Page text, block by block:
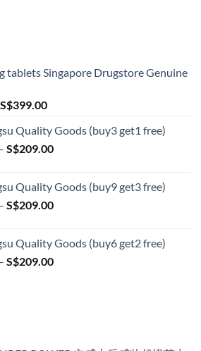
tablets Singapore Drugstore Genuine
S$399.00Price
S$79.00
through
Quality Goods (buy3 get1 free)
S$209.00Price
through
S$209.00
Quality Goods (buy9 get3 free)
S$209.00Price
through
S$209.00
Quality Goods (buy6 get2 free)
S$209.00Price